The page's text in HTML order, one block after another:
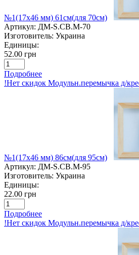
№1(17х46 мм) 61см(для 70см)
Артикул: ДМ-S.CB.M-70
Изготовитель: Украина
Единицы:
52.00 грн
Подробнее
!Нет скидок Модульн.перемычка д/
№1(17х46 мм) 86см(для 95см)
Артикул: ДМ-S.CB.M-95
Изготовитель: Украина
Единицы:
22.00 грн
Подробнее
!Нет скидок Модульн.перемычка д/